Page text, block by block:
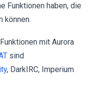
Funktionen haben, die
können.
mit Aurora
sind
, DarkIRC, Imperium